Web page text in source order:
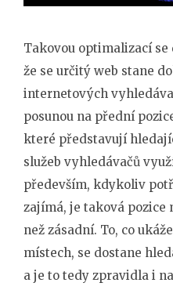
Takovou optimalizací se
že se určitý web stane
internetových
posunou na přední
které představují
služeb vyhledávačů
především, kdykoliv
zajímá, je taková pozice
než zásadní. To, co
místech, se dostane
a je to tedy zpravidla i